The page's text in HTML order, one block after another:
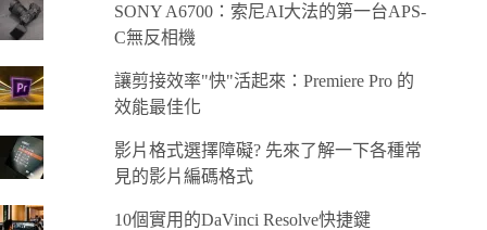
SONY A6700：索尼AI大法的第一台APS-
C無反相機
讓剪接效率"快"活起來：Premiere Pro 的
效能最佳化
影片格式選擇障礙? 先來了解一下各種常
見的影片編碼格式
10個實用的DaVinci Resolve快捷鍵